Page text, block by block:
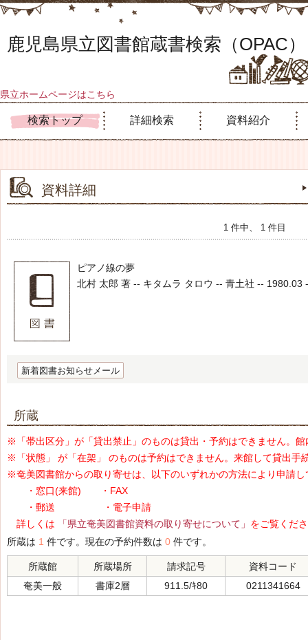
鹿児島県立図書館蔵書検索（OPAC）
県立ホームページはこちら
検索トップ 詳細検索 資料紹介
資料詳細
1 件中、 1 件目
ピアノ線の夢
北村 太郎 著 -- キタムラ タロウ -- 青土社 -- 1980.03
新着図書お知らせメール
所蔵
※「帯出区分」が「貸出禁止」のものは貸出・予約はできません。
※「状態」 が「在架」 のものは予約はできません。来館して貸出手
※奄美図書館からの取り寄せは、以下のいずれかの方法により申請し
・窓口(来館) ・FAX
・郵送 ・電子申請
詳しくは
「県立奄美図書館資料の取り寄せについて」 をご覧くだ
所蔵は 1 件です。現在の予約件数は 0 件です。
所蔵館 所蔵場所 請求記号
資料コード
奄美一般
書庫2層 911.5/ｷ80 0211341664